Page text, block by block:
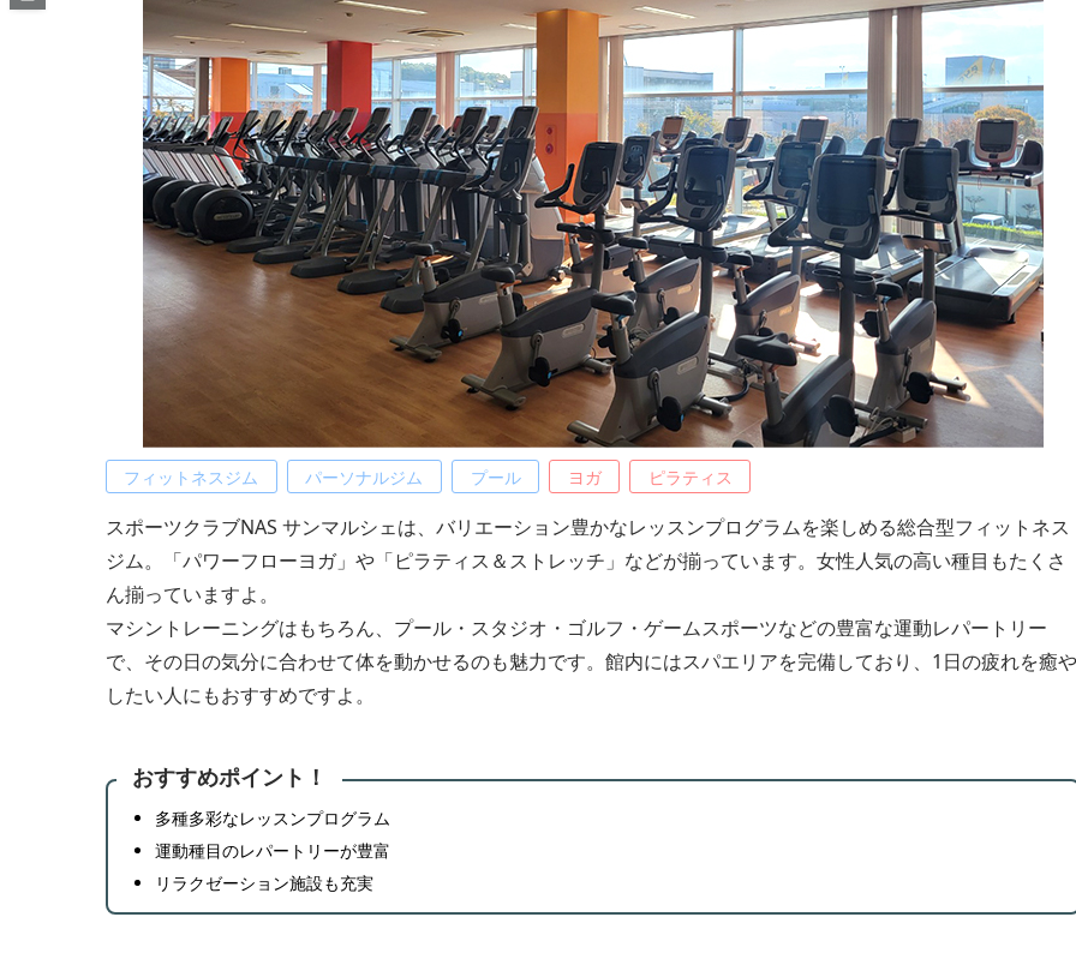
フィットネスジム パーソナルジム プール ヨガ ピラティス
スポーツクラブNAS サンマルシェは、バリエーション豊かなレッスンプログラムを楽しめる総合型フィットネス
ジム。「パワーフローヨガ」や「ピラティス＆ストレッチ」などが揃っています。女性人気の高い種目もたくさ
ん揃っていますよ。
マシントレーニングはもちろん、プール・スタジオ・ゴルフ・ゲームスポーツなどの豊富な運動レパートリー
で、その日の気分に合わせて体を動かせるのも魅力です。館内にはスパエリアを完備しており、1日の疲れを癒や
したい人にもおすすめですよ。
おすすめポイント！
多種多彩なレッスンプログラム
運動種目のレパートリーが豊富
リラクゼーション施設も充実